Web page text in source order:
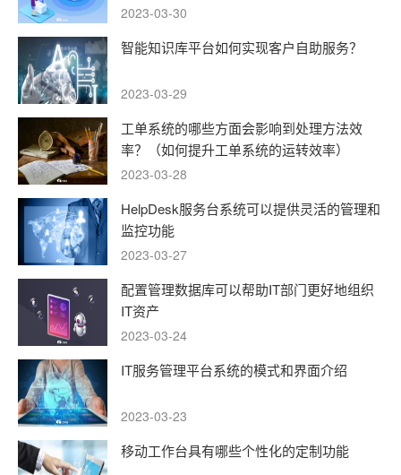
2023-03-30
智能知识库平台如何实现客户自助服务？
2023-03-29
工单系统的哪些方面会影响到处理方法效
率？（如何提升工单系统的运转效率）
2023-03-28
HelpDesk服务台系统可以提供灵活的管理和
监控功能
2023-03-27
配置管理数据库可以帮助IT部门更好地组织
IT资产
2023-03-24
IT服务管理平台系统的模式和界面介绍
2023-03-23
移动工作台具有哪些个性化的定制功能